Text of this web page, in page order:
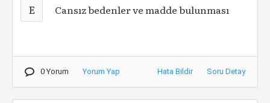
E Cansız bedenler ve madde bulunması
0 Yorum Yorum Yap Hata Bildir Soru Detay